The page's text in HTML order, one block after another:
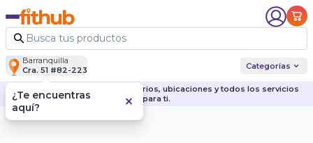
Barranquilla
Cra. 51 #82-223
Categorías
Descubre nuestras sedes, horarios, ubicaciones y todos los servicios
para ti.
¿Te encuentras
aquí?